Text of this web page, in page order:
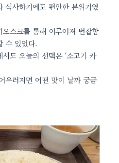
식사하기에도 편안한 분위기였
스크를 통해 이루어져 번잡함
수 있었다.
도 오늘의 선택은 ‘소고기 카
우러지면 어떤 맛이 날까 궁금